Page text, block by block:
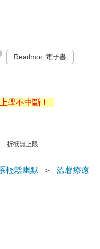
Readmoo 電子書
學不中斷！
折抵無上限
輕鬆幽默 ＞ 溫馨療癒